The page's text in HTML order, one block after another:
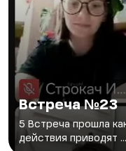
Встреча №23
5 Встреча прошла
действия приводят ...